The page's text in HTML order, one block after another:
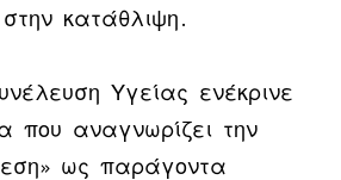
κατάθλιψη.
Υγείας ενέκρινε
που αναγνωρίζει την
ως παράγοντα